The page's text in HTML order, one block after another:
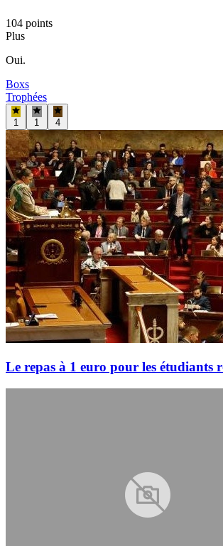
104 points
Plus
Oui.
Boxs
Trophées
1 1 4
Le repas à 1 euro pour les étudiants